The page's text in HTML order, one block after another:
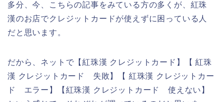
多分、今、こちらの記事をみている方の多くが、紅珠
漢のお店でクレジットカードが使えずに困っている人
だと思います。
だから、ネットで【紅珠漢 クレジットカード】【 紅珠
漢 クレジットカード 失敗】【 紅珠漢 クレジットカー
ド エラー】【紅珠漢 クレジットカード 使えない】